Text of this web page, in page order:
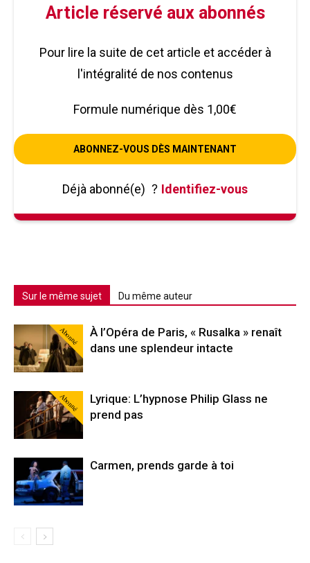
Article réservé aux abonnés
Pour lire la suite de cet article et accéder à
l'intégralité de nos contenus
Formule numérique dès 1,00€
ABONNEZ-VOUS DÈS MAINTENANT
Déjà abonné(e) ? Identifiez-vous
Sur le même sujet Du même auteur
Abonné
À l’Opéra de Paris, « Rusalka » renaît
dans une splendeur intacte
Abonné
Lyrique: L’hypnose Philip Glass ne
prend pas
Carmen, prends garde à toi